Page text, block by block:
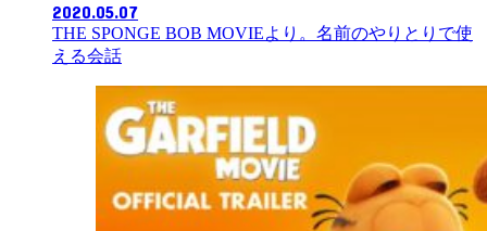
2020.05.07
THE SPONGE BOB MOVIEより。名前のやりとりで使
える会話